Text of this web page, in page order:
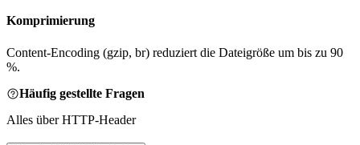
Komprimierung
Content-Encoding (gzip, br) reduziert die Dateigröße um bis zu 90
%.
Häufig gestellte Fragen
Alles über HTTP-Header